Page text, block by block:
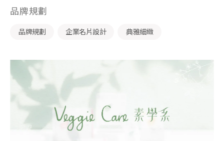
品牌規劃
品牌規劃 企業名片設計 典雅細緻